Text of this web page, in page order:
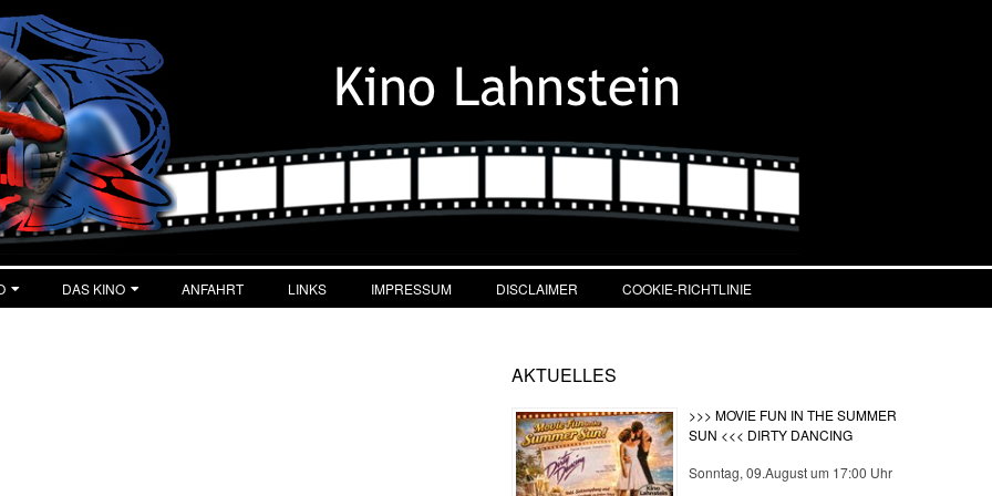
DAS KINO ANFAHRT LINKS IMPRESSUM DISCLAIMER COOKIE-RICHTLINIE
AKTUELLES
>>> MOVIE FUN IN THE SUMMER
SUN <<< DIRTY DANCING
Sonntag, 09.August um 17:00 Uhr